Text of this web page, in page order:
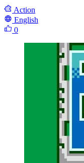
Action
English
0